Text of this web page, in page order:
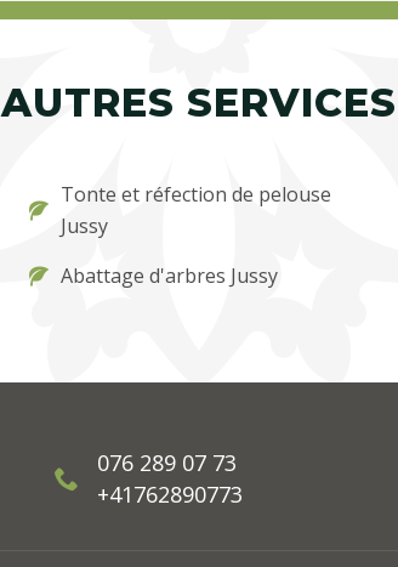
AUTRES SERVICES
Tonte et réfection de pelouse
Jussy
Abattage d'arbres Jussy
076 289 07 73
+41762890773